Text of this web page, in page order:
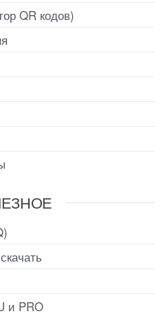
QR кодов)
и PRO